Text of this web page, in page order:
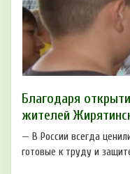
Благодаря
жителей
— В России всегда
готовые к труду и